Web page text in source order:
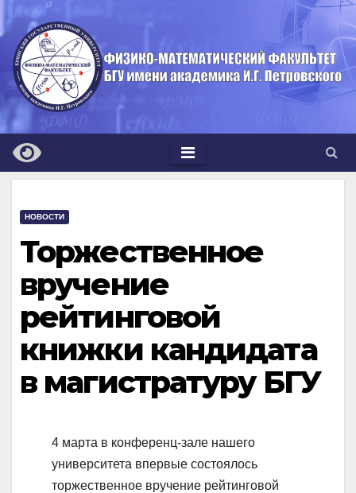
Перейти
к
содержимому
НОВОСТИ
Торжественное
вручение
рейтинговой
книжки кандидата
в магистратуру БГУ
4 марта в конференц-зале нашего
университета впервые состоялось
торжественное вручение рейтинговой